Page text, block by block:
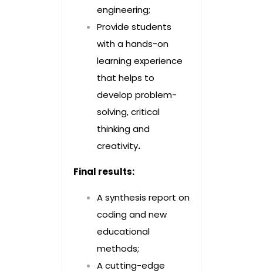
engineering;
Provide students
with a hands-on
learning experience
that helps to
develop problem-
solving, critical
thinking and
creativity.
Final results:
A synthesis report on
coding and new
educational
methods;
A cutting-edge